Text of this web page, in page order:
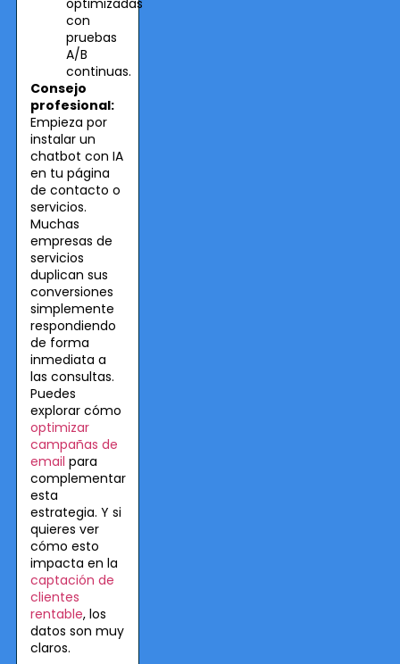
con
pruebas
A/B
continuas.
Consejo
profesional:
Empieza por
instalar un
chatbot con IA
en tu página
de contacto o
servicios.
Muchas
empresas de
servicios
duplican sus
conversiones
simplemente
respondiendo
de forma
inmediata a
las consultas.
Puedes
explorar cómo
optimizar
campañas de
email para
complementar
esta
estrategia. Y si
quieres ver
cómo esto
impacta en la
captación de
clientes
rentable, los
datos son muy
claros.